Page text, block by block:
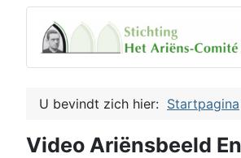
U bevindt zich hier: Startpagina
Video Ariënsbeeld